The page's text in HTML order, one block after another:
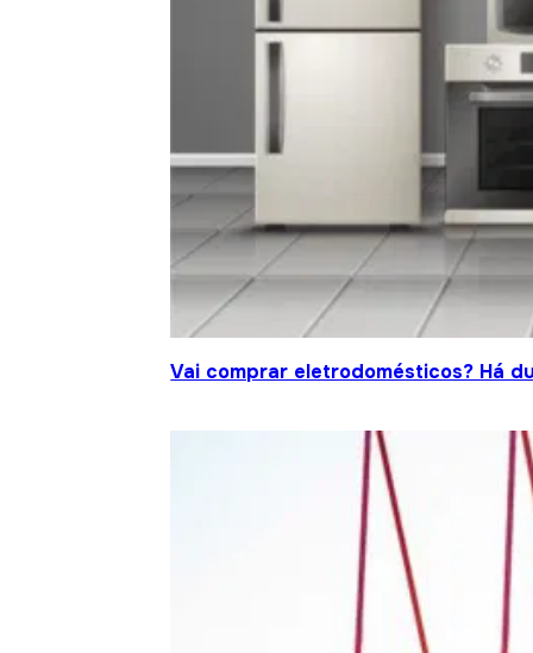
Vai comprar eletrodomésticos? Há